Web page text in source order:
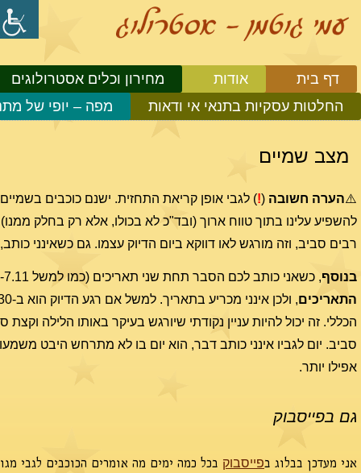
דף בית אודות
מחירון וכלים אסטרולוגים
החלטות עסקיות בתנאי אי ודאות
מפה – יופי של
מצב שמיים
⚠️הערה חשובה (
!) לגבי אופן קריאת התחזית. ישנם כוכבים
להשפיע עלינו בתוך טווח ארוך (ובד"כ לא בכולו, אלא רק בחלק
רבים סביב, וזה מורגש לאו דווקא ביום הדיוק עצמו. גם כשאינני
בנוסף, כשאני כותב לכם הסבר תחת שני תאריכים (כמו למשל 6-7.11), זה בגלל שזמן הדיוק של ההיבט בשמיים נמצא בשעות הערב-לילה
התאריכים
הכללי. זה יכול להיות עניין נקודתי שיורגש בעיקר באותו הלילה
סביב. יום לגביו אינני כותב דבר, הוא יום בו לא מתרחש היבט
אפילו יותר.
גם בפייסבוק
אני מעדכן בבלוג בפייסבוק בכל כמה ימים מה אומרים הכוכבים לגבי